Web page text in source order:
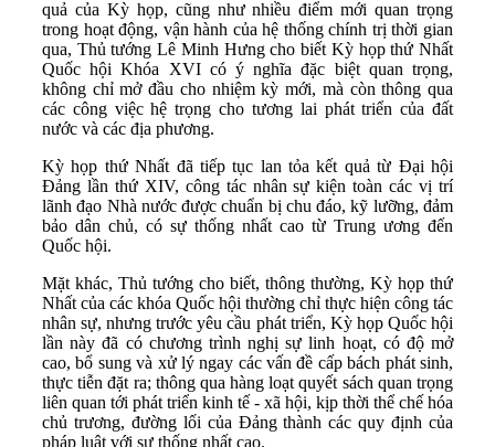
quả của Kỳ họp, cũng như nhiều điểm mới quan trọng
trong hoạt động, vận hành của hệ thống chính trị thời gian
qua, Thủ tướng Lê Minh Hưng cho biết Kỳ họp thứ Nhất
Quốc hội Khóa XVI có ý nghĩa đặc biệt quan trọng,
không chỉ mở đầu cho nhiệm kỳ mới, mà còn thông qua
các công việc hệ trọng cho tương lai phát triển của đất
nước và các địa phương.
Kỳ họp thứ Nhất đã tiếp tục lan tỏa kết quả từ Đại hội
Đảng lần thứ XIV, công tác nhân sự kiện toàn các vị trí
lãnh đạo Nhà nước được chuẩn bị chu đáo, kỹ lưỡng, đảm
bảo dân chủ, có sự thống nhất cao từ Trung ương đến
Quốc hội.
Mặt khác, Thủ tướng cho biết, thông thường, Kỳ họp thứ
Nhất của các khóa Quốc hội thường chỉ thực hiện công tác
nhân sự, nhưng trước yêu cầu phát triển, Kỳ họp Quốc hội
lần này đã có chương trình nghị sự linh hoạt, có độ mở
cao, bổ sung và xử lý ngay các vấn đề cấp bách phát sinh,
thực tiễn đặt ra; thông qua hàng loạt quyết sách quan trọng
liên quan tới phát triển kinh tế - xã hội, kịp thời thể chế hóa
chủ trương, đường lối của Đảng thành các quy định của
pháp luật với sự thống nhất cao.